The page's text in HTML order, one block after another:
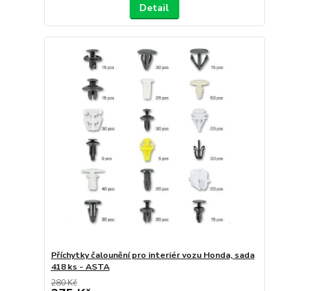
Detail
Příchytky čalounění pro interiér vozu Honda, sada
418 ks - ASTA
280 Kč